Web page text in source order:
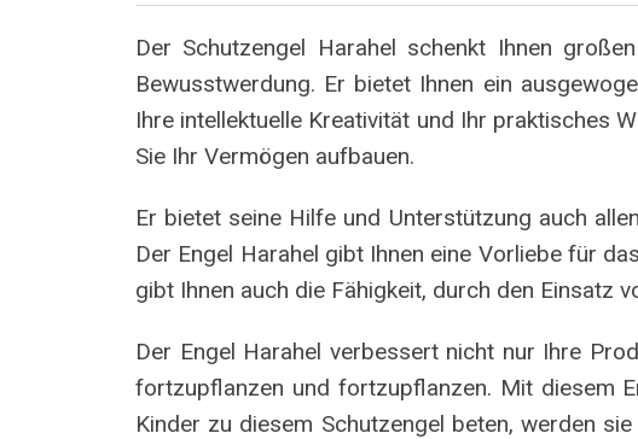
Der Schutzengel Harahel schenkt Ihnen
Bewusstwerdung. Er bietet Ihnen ein
Ihre intellektuelle Kreativität und Ihr praktisches
Sie Ihr Vermögen aufbauen.
Er bietet seine Hilfe und Unterstützung auch
Der Engel Harahel gibt Ihnen eine Vorliebe für
gibt Ihnen auch die Fähigkeit, durch den Einsatz
Der Engel Harahel verbessert nicht nur Ihre
fortzupflanzen und fortzupflanzen. Mit diesem
Kinder zu diesem Schutzengel beten, werden